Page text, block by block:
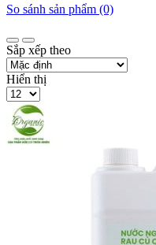
So sánh sản phẩm (0)
Sắp xếp theo
Hiển thị